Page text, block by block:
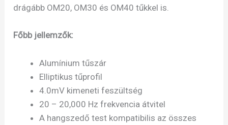
drágább OM20, OM30 és OM40 tűkkel is.
Főbb jellemzők:
Alumínium tűszár
Elliptikus tűprofil
4.0mV kimeneti feszültség
20 – 20,000 Hz frekvencia átvitel
A hangszedő test kompatibilis az összes